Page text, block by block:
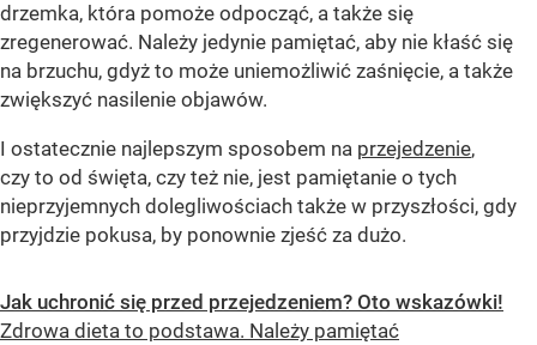
drzemka, która pomoże odpocząć, a także się
zregenerować. Należy jedynie pamiętać, aby nie kłaść się
na brzuchu, gdyż to może uniemożliwić zaśnięcie, a także
zwiększyć nasilenie objawów.
I ostatecznie najlepszym sposobem na przejedzenie,
czy to od święta, czy też nie, jest pamiętanie o tych
nieprzyjemnych dolegliwościach także w przyszłości, gdy
przyjdzie pokusa, by ponownie zjeść za dużo.
Jak uchronić się przed przejedzeniem? Oto wskazówki!
Zdrowa dieta to podstawa. Należy pamiętać